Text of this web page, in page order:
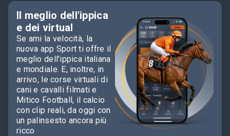
Il meglio dell'ippica
e dei virtual
Se ami la velocità, la
nuova app Sport ti offre il
meglio dell'ippica italiana
e mondiale. E, inoltre, in
arrivo, le corse virtuali di
cani e cavalli filmati e
Mitico Football, il calcio
con clip reali, da oggi con
un palinsesto ancora più
ricco